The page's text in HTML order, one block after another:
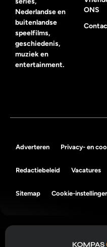
Nederlandse en
buitenlandse
speelfilms,
geschiedenis,
muziek en
entertainment.
ONS
Adverteren Privacy- en
Redactiebeleid Vacatures
Sitemap Cookie-